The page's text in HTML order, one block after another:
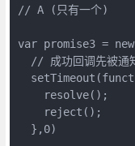
// A (只有一个)
var promise3 =
// 成功回调先被通
    resolve();
    reject();
  },0)